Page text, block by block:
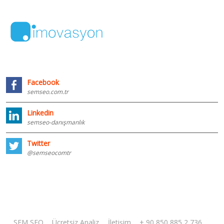
Facebook
semseo.com.tr
Linkedin
semseo-danışmanlık
Twitter
@semseocomtr
SEM SEO Ücretsiz Analiz İletişim + 90 850 885 2 736